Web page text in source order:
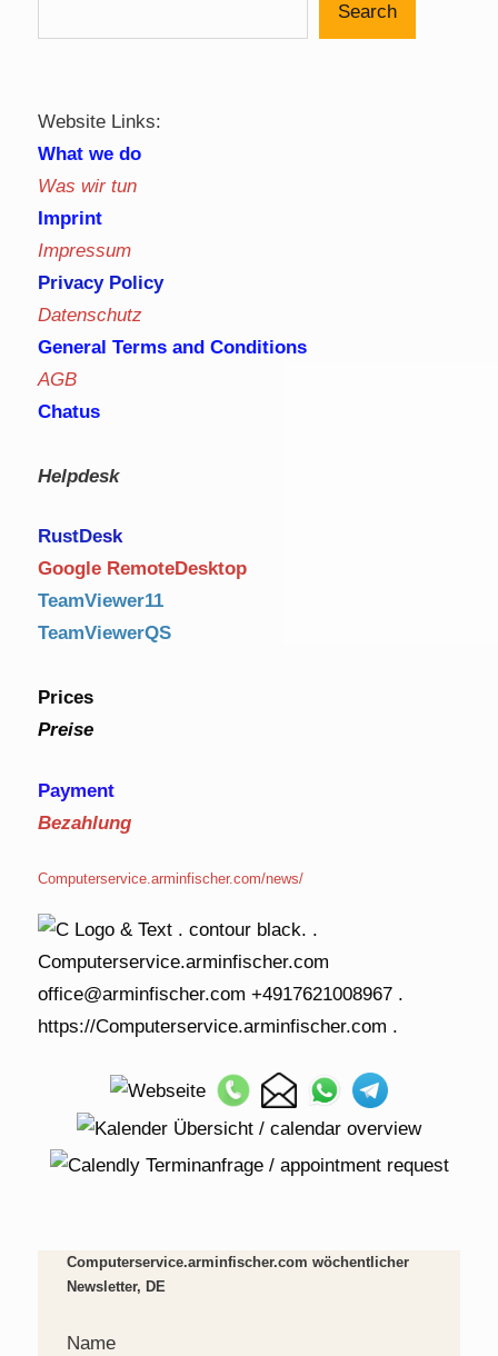
Search
Website Links:
What we do
Was wir tun
Imprint
Impressum
Privacy Policy
Datenschutz
General Terms and Conditions
AGB
Chatus
Helpdesk
RustDesk
Google RemoteDesktop
TeamViewer11
TeamViewerQS
Prices
Preise
Payment
Bezahlung
Computerservice.arminfischer.com/news/
Computerservice.arminfischer.com wöchentlicher
Newsletter, DE
Name